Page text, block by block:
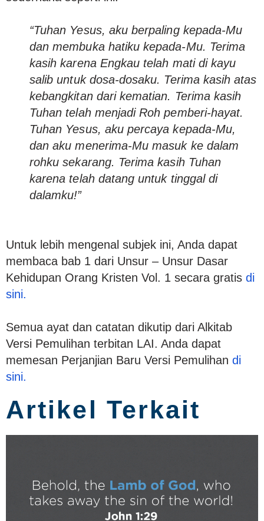
“Tuhan Yesus, aku berpaling kepada-Mu
dan membuka hatiku kepada-Mu. Terima
kasih karena Engkau telah mati di kayu
salib untuk dosa-dosaku. Terima kasih atas
kebangkitan dari kematian. Terima kasih
Tuhan telah menjadi Roh pemberi-hayat.
Tuhan Yesus, aku percaya kepada-Mu,
dan aku menerima-Mu masuk ke dalam
rohku sekarang. Terima kasih Tuhan
karena telah datang untuk tinggal di
dalamku!”
Untuk lebih mengenal subjek ini, Anda dapat
membaca bab 1 dari Unsur – Unsur Dasar
Kehidupan Orang Kristen Vol. 1 secara gratis di
sini.
Semua ayat dan catatan dikutip dari Alkitab
Versi Pemulihan terbitan LAI. Anda dapat
memesan Perjanjian Baru Versi Pemulihan di
sini.
Artikel Terkait